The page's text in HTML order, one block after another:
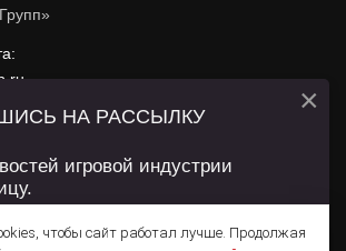
материалов активная ссылка на
адреса, cookie, данные геолокации
вПолитике конфиденциальностии
чтобы сайт работал лучше. Продолжая
НА РАССЫЛКУ
игровой индустрии
×